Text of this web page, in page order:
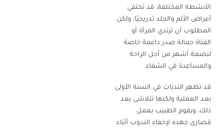
الأنشطة المختلفة، قد تختفي
أعراض الألم والجلد تدريجيًا، ولكن
المطلوب أن ترتدي المرأة أو
الفتاة حمالة صدر داعمة خاصة
لبضعة أشهر من أجل الراحة
والمساعدة في الشفاء.
قد تظهر الندبات في السنة الأولى
بعد العملية ولكنها تتلاشى بعد
ذلك، ويقوم الطبيب بعمل
قصارى جهده لإخفاء الندوب أثناء